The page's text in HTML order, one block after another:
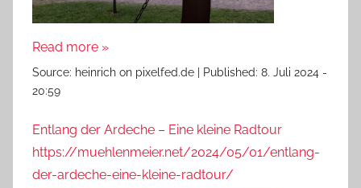
Read more »
Source: heinrich on pixelfed.de Published: 8. Juli 2024 -
20:59
Entlang der Ardeche – Eine kleine Radtour
https://muehlenmeier.net/2024/05/01/entlang-
der-ardeche-eine-kleine-radtour/